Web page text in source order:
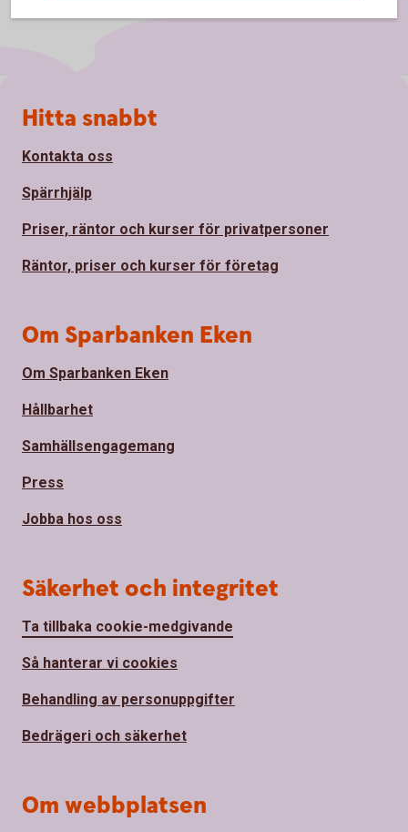
Sidfot
Hitta snabbt
Kontakta oss
Spärrhjälp
Priser, räntor och kurser för privatpersoner
Räntor, priser och kurser för företag
Om Sparbanken Eken
Om Sparbanken Eken
Hållbarhet
Samhällsengagemang
Press
Jobba hos oss
Säkerhet och integritet
Ta tillbaka cookie-medgivande
Så hanterar vi cookies
Behandling av personuppgifter
Bedrägeri och säkerhet
Om webbplatsen